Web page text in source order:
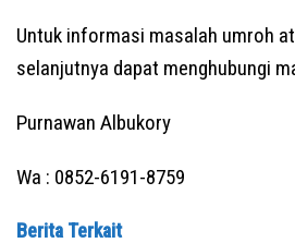
Untuk informasi masalah umroh
selanjutnya dapat menghubungi
Purnawan Albukory
Wa : 0852-6191-8759
Berita Terkait